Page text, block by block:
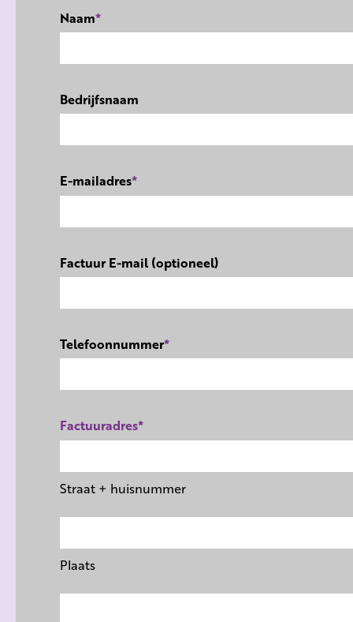
Naam*
Bedrijfsnaam
E-mailadres*
Factuur E-mail (optioneel)
Telefoonnummer*
Factuuradres*
Straat + huisnummer
Plaats